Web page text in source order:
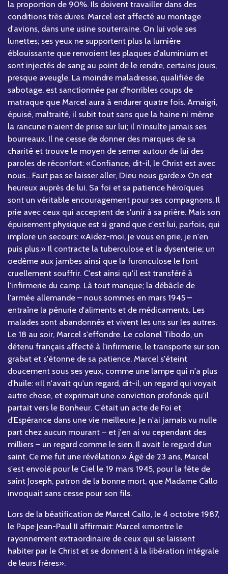
la proportion de 90%. Ils doivent travailler dans des
conditions très dures. Marcel est affecté au montage
d'avions, dans une usine souterraine. On lui vole ses
lunettes; ses yeux ne supportent plus la lumière
éblouissante que renvoient les plaques d'aluminium et
sont injectés de sang au point de le rendre, certains jours,
presque aveugle. La moindre maladresse, qualifiée de
sabotage, est sanctionnée par d'horribles coups de
matraque que Marcel aura à endurer quatre fois. Amaigri,
épuisé, maltraité, il subit tout sans que la haine ni même
la rancune n'aient de prise sur lui; il n'insulte jamais ses
bourreaux. Il ne cesse de donner des marques de sa
charité et trouve le moyen de semer autour de lui des
paroles de réconfort: «Confiance, dit-il, le Christ est avec
nous... Faut pas se laisser aller, Dieu nous garde.» On est
heureux auprès de lui. Sa foi et sa patience héroïques
sont un véritable encouragement pour ses compagnons. Il
prie avec ceux qui acceptent de s'unir à sa prière. Mais son
épuisement physique est si grand que c'est lui, parfois, qui
implore un secours: «Aidez-moi, je vous en prie, je n'en
puis plus.» Il contracte la tuberculose et la dysenterie; un
oedème aux jambes ainsi que la furonculose le font
cruellement souffrir. C'est ainsi qu'il est transféré à
l'infirmerie du camp. Là tout manque; la débâcle de
l'armée allemande – nous sommes en mars 1945 –
entraîne la pénurie d'aliments et de médicaments. Les
malades sont abandonnés et vivent les uns sur les autres.
Le 18 au soir, Marcel s'effondre. Le colonel Tibodo, un
détenu français affecté à l'infirmerie, le transporte sur son
grabat et s'étonne de sa patience. Marcel s'éteint
doucement sous ses yeux, comme une lampe qui n'a plus
d'huile: «Il n'avait qu'un regard, dit-il, un regard qui voyait
autre chose, et exprimait une conviction profonde qu'il
partait vers le Bonheur. C'était un acte de Foi et
d'Espérance dans une vie meilleure. Je n'ai jamais vu nulle
part chez aucun mourant – et j'en ai vu cependant des
milliers – un regard comme le sien. Il avait le regard d'un
saint. Ce me fut une révélation.» Âgé de 23 ans, Marcel
s'est envolé pour le Ciel le 19 mars 1945, pour la fête de
saint Joseph, patron de la bonne mort, que Madame Callo
invoquait sans cesse pour son fils.
Lors de la béatification de Marcel Callo, le 4 octobre 1987,
le Pape Jean-Paul II affirmait: Marcel «montre le
rayonnement extraordinaire de ceux qui se laissent
habiter par le Christ et se donnent à la libération intégrale
de leurs frères».